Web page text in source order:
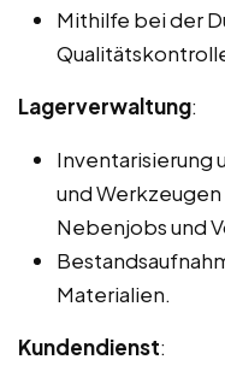
Mithilfe bei der
Lagerverwaltung:
Inventarisierung
und
Nebenjobs und
Materialien.
Kundendienst: